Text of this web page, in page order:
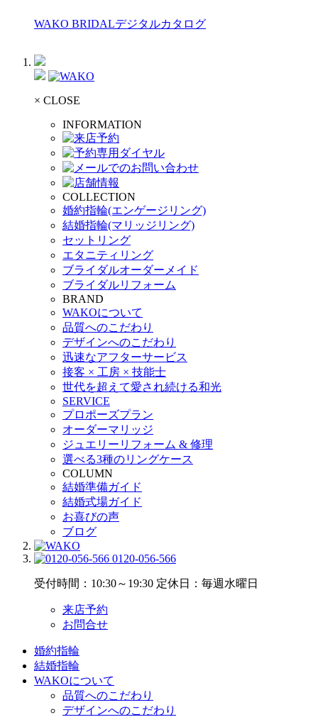
WAKO BRIDALデジタルカタログ
× CLOSE
INFORMATION
COLLECTION
婚約指輪(エンゲージリング)
結婚指輪(マリッジリング)
セットリング
エタニティリング
ブライダルオーダーメイド
ブライダルリフォーム
BRAND
WAKOについて
品質へのこだわり
デザインへのこだわり
迅速なアフターサービス
接客 × 工房 × 技能士
世代を超えて愛され続ける和光
SERVICE
プロポーズプラン
オーダーマリッジ
ジュエリーリフォーム & 修理
選べる3種のリングケース
COLUMN
結婚準備ガイド
結婚式場ガイド
お喜びの声
ブログ
0120-056-566
受付時間：10:30～19:30 定休日：毎週水曜日
来店予約
お問合せ
婚約指輪
結婚指輪
WAKOについて
品質へのこだわり
デザインへのこだわり